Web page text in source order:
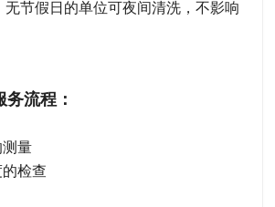
无节假日的单位可夜间清洗，不影响
流程：
量
检查